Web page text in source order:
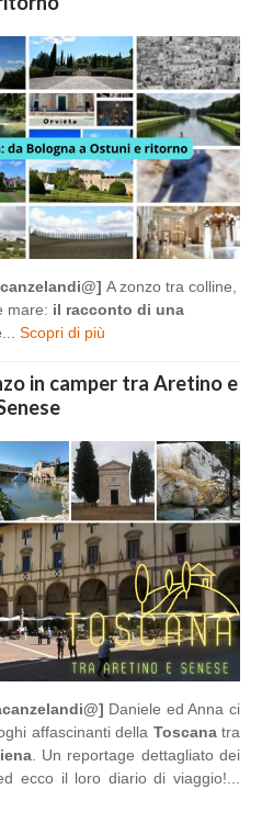
A zonzo tra colline,
mare: il racconto di una
... Scopri di più
in camper tra Aretino e
Daniele ed Anna ci
affascinanti della Toscanatra
. Un reportage dettagliato dei
ecco il loro diario di viaggio!...